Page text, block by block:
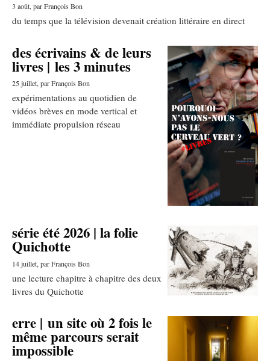
3 août, par François Bon
du temps que la télévision devenait création littéraire en direct
des écrivains & de leurs
livres | les 3 minutes
25 juillet, par François Bon
expérimentations au quotidien de
vidéos brèves en mode vertical et
immédiate propulsion réseau
série été 2026 | la folie
Quichotte
14 juillet, par François Bon
une lecture chapitre à chapitre des deux
livres du Quichotte
erre | un site où 2 fois le
même parcours serait
impossible